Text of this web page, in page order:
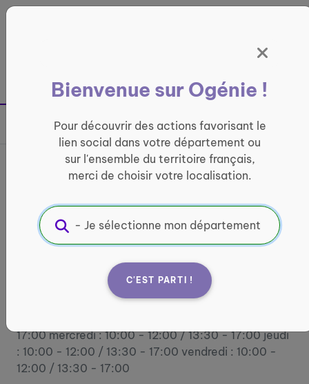
France entière
Bienvenue sur Ogénie !
Pour découvrir des actions favorisant le
lien social dans votre département ou
sur l'ensemble du territoire français,
merci de choisir votre localisation.
C'EST PARTI !
Partager sur
France services La Poste de
Roubaix - Epeule
INFORMATIQUE ET ACCÈS AUX DROITS
Informations pratiques :
17:00 mercredi : 10:00 - 12:00 / 13:30 - 17:00 jeudi
: 10:00 - 12:00 / 13:30 - 17:00 vendredi : 10:00 -
12:00 / 13:30 - 17:00
Panneau de gestion des cookies